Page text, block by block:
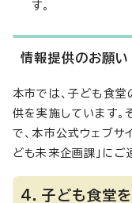
す。
情報提供のお願い
本市では、子ども食
供を実施しています。
で、本市公式ウェブサ
ども未来企画課」にご
4．子ども食堂